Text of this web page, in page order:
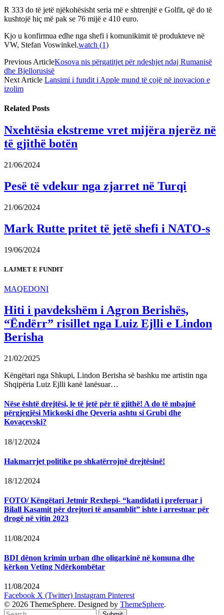
R 333 do të jetë njëkohësisht seria më e shtrenjtë e Golfit, që do të
kushtojë hiç më pak se 76 mijë e 410 euro.
Kjo u konfirmua edhe nga shefi i komunikimit të produkteve në
VW, Stefan Voswinkel.watch (1)
Previous ArticleKosova nis përgatitjet për ndeshjet ndaj Rumanisë
dhe Bjellorusisë
Next Article Lansimi i fundit i Apple mund të çojë në inovacion e
izolim
Related Posts
Nxehtësia ekstreme vret mijëra njerëz në
të gjithë botën
21/06/2024
Pesë të vdekur nga zjarret në Turqi
21/06/2024
Mark Rutte pritet të jetë shefi i NATO-s
19/06/2024
LAJMET E FUNDIT
MAQEDONI
Hiti i pavdekshëm i Agron Berishës,
“Ëndërr” risillet nga Luiz Ejlli e Lindon
Berisha
21/02/2025
Këngëtari nga Shkupi, Lindon Berisha së bashku me artistin nga
Shqipëria Luiz Ejlli kanë lanësuar…
Nëse është drejtësi, le të jetë për të gjithë! A do të mbajnë
përgjegjësi Mickoski dhe Qeveria ashtu si Grubi dhe
Kovaçevski?
18/12/2024
Hakmarrjet politike po shkatërrojnë drejtësinë!
18/12/2024
FOTO/ Këngëtari Jetmir Rexhepi- “kandidati i preferuar i
Bilall Kasamit për drejtori të ansamblit” ishte i arrestuar për
drogë në vitin 2023
11/08/2024
BDI dënon krimin urban dhe oligarkinë në komuna dhe
kërkon Veting Ndërkombëtar
11/08/2024
Facebook X (Twitter) Instagram Pinterest
© 2026 ThemeSphere. Designed by ThemeSphere.